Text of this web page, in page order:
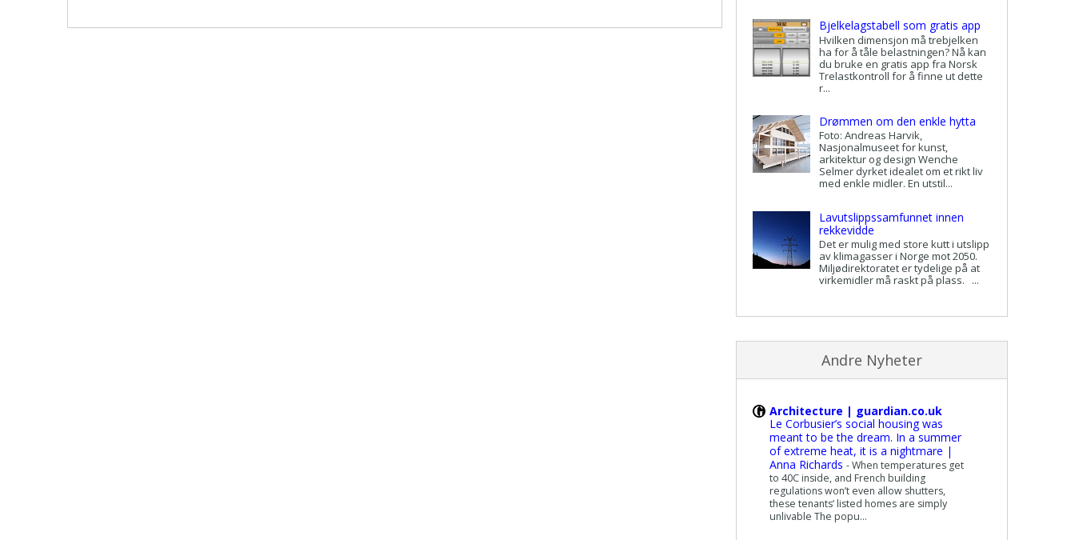
Bjelkelagstabell som gratis app
Hvilken dimensjon må trebjelken
ha for å tåle belastningen? Nå kan
du bruke en gratis app fra Norsk
Trelastkontroll for å finne ut dette
r...
Drømmen om den enkle hytta
Foto: Andreas Harvik,
Nasjonalmuseet for kunst,
arkitektur og design Wenche
Selmer dyrket idealet om et rikt liv
med enkle midler. En utstil...
Lavutslippssamfunnet innen
rekkevidde
Det er mulig med store kutt i utslipp
av klimagasser i Norge mot 2050.
Miljødirektoratet er tydelige på at
virkemidler må raskt på plass. ...
Andre Nyheter
Architecture | guardian.co.uk
Le Corbusier’s social housing was
meant to be the dream. In a summer
of extreme heat, it is a nightmare |
Anna Richards -When temperatures get
to 40C inside, and French building
regulations won’t even allow shutters,
these tenants’ listed homes are simply
unlivable The popu...